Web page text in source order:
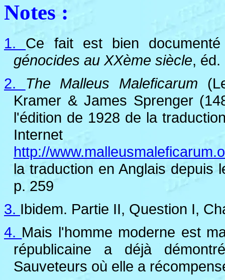
Notes :
1. Ce fait est bien
génocides au XXème siècle, éd.
2. The Malleus Maleficarum
Kramer & James Sprenger
l'édition de 1928 de la
http://
la traduction en Anglais depuis
p. 259
3. Ibidem. Partie II, Question I,
4. Mais l'homme moderne est
républicaine a déjà
Sauveteurs où elle a